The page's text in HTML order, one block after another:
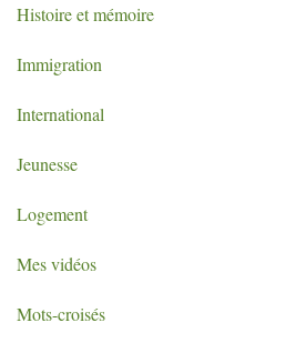
Histoire et mémoire
Immigration
International
Jeunesse
Logement
Mes vidéos
Mots-croisés